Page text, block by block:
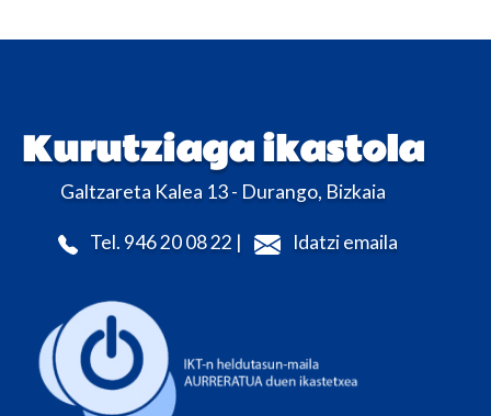
Kurutziaga ikastola
Galtzareta Kalea 13 - Durango, Bizkaia
Tel. 946 20 08 22 | Idatzi emaila